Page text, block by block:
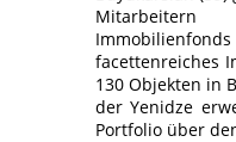
facettenreiches
130 Objekten in
der Yenidze
Portfolio über